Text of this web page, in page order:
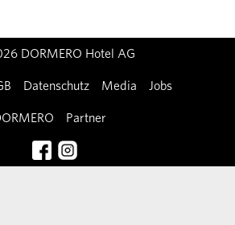
DORMERO Hotel AG
Datenschutz Media Jobs
Partner